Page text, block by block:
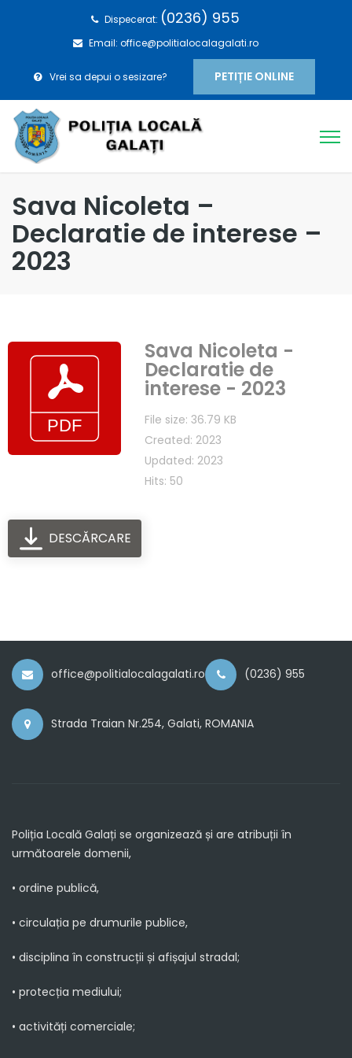
Dispecerat: (0236) 955
Email: office@politialocalagalati.ro
Vrei sa depui o sesizare? PETIȚIE ONLINE
Sava Nicoleta –
Declaratie de interese –
2023
Sava Nicoleta -
Declaratie de
interese - 2023
File size: 36.79 KB
Created: 2023
Updated: 2023
Hits: 50
DESCĂRCARE
office@politialocalagalati.ro (0236) 955
Strada Traian Nr.254, Galati, ROMANIA
Poliția Locală Galați se organizează și are atribuții în
următoarele domenii,
• ordine publică,
• circulația pe drumurile publice,
• disciplina în construcții și afișajul stradal;
• protecția mediului;
• activități comerciale;